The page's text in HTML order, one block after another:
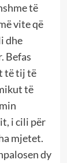
të
vite që
dhe
Befas
të tij të
të
i cili për
mjetet.
dy